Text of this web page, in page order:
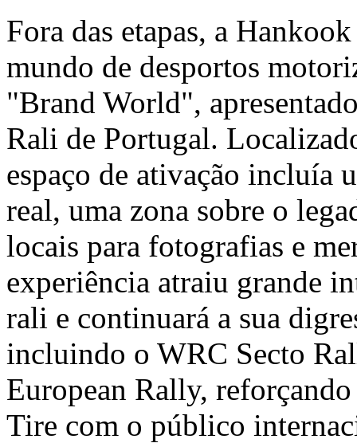
Fora das etapas, a
mundo de desportos
"Brand World",
Rali de Portugal.
espaço de ativação incluía
real, uma zona sobre o
locais para fotografias e
experiência atraiu grande
rali e continuará a sua
incluindo o WRC Secto
European Rally,
Tire com o público